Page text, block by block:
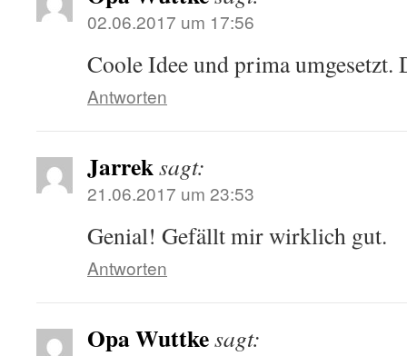
02.06.2017 um 17:56
Coole Idee und prima umgesetzt.
Antworten
Jarreksagt:
21.06.2017 um 23:53
Genial! Gefällt mir wirklich gut.
Antworten
Opa Wuttkesagt: